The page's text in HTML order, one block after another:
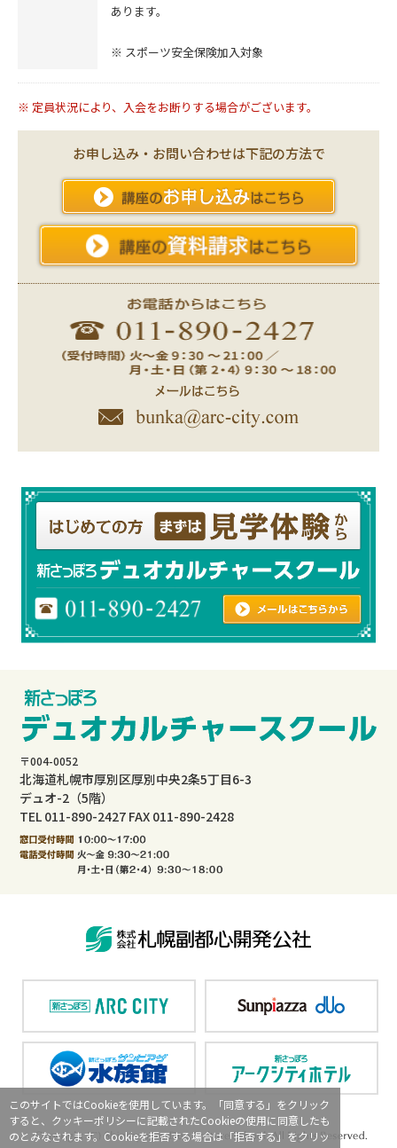
このサイトではCookieを使用しています。「同意する」をクリック
すると、クッキーポリシーに記載されたCookieの使用に同意したも
のとみなされます。Cookieを拒否する場合は「拒否する」をクリッ
あります。
※ スポーツ安全保険加入対象
※ 定員状況により、入会をお断りする場合がございます。
お申し込み・お問い合わせは下記の方法で
〒004-0052
北海道札幌市厚別区厚別中央2条5丁目6-3
デュオ-2（5階）
TEL 011-890-2427 FAX 011-890-2428